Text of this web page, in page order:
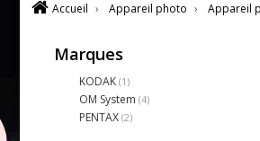
Accueil › Appareil photo › Appareil
Marques
KODAK (1)
OM System (4)
PENTAX (2)